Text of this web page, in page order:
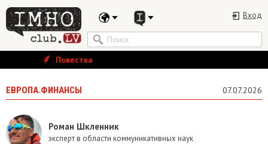
Вход
Повестка
ЕВРОПА.ФИНАНСЫ 07.07.2026
Роман Шкленник
эксперт в области коммуникативных наук